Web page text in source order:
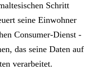
Schritt
seine Einwohner
Consumer-Dienst -
das seine Daten auf
verarbeitet.